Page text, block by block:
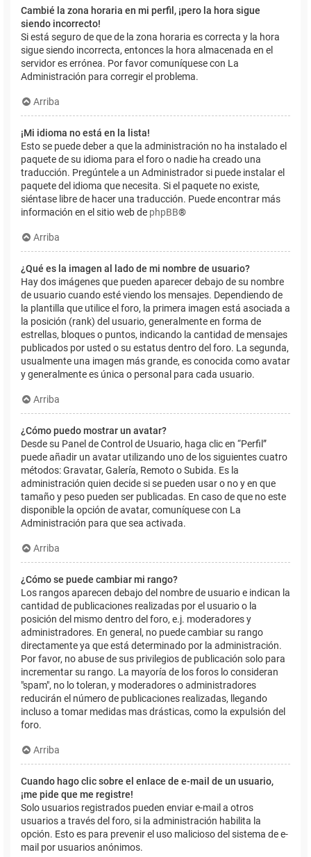
Cambié la zona horaria en mi perfil, ¡pero la hora sigue
siendo incorrecto!
Si está seguro de que de la zona horaria es correcta y la hora
sigue siendo incorrecta, entonces la hora almacenada en el
servidor es errónea. Por favor comuníquese con La
Administración para corregir el problema.
Arriba
¡Mi idioma no está en la lista!
Esto se puede deber a que la administración no ha instalado el
paquete de su idioma para el foro o nadie ha creado una
traducción. Pregúntele a un Administrador si puede instalar el
paquete del idioma que necesita. Si el paquete no existe,
siéntase libre de hacer una traducción. Puede encontrar más
información en el sitio web de phpBB®
Arriba
¿Qué es la imagen al lado de mi nombre de usuario?
Hay dos imágenes que pueden aparecer debajo de su nombre
de usuario cuando esté viendo los mensajes. Dependiendo de
la plantilla que utilice el foro, la primera imagen está asociada a
la posición (rank) del usuario, generalmente en forma de
estrellas, bloques o puntos, indicando la cantidad de mensajes
publicados por usted o su estatus dentro del foro. La segunda,
usualmente una imagen más grande, es conocida como avatar
y generalmente es única o personal para cada usuario.
Arriba
¿Cómo puedo mostrar un avatar?
Desde su Panel de Control de Usuario, haga clic en “Perfil”
puede añadir un avatar utilizando uno de los siguientes cuatro
métodos: Gravatar, Galería, Remoto o Subida. Es la
administración quien decide si se pueden usar o no y en que
tamaño y peso pueden ser publicadas. En caso de que no este
disponible la opción de avatar, comuníquese con La
Administración para que sea activada.
Arriba
¿Cómo se puede cambiar mi rango?
Los rangos aparecen debajo del nombre de usuario e indican la
cantidad de publicaciones realizadas por el usuario o la
posición del mismo dentro del foro, e.j. moderadores y
administradores. En general, no puede cambiar su rango
directamente ya que está determinado por la administración.
Por favor, no abuse de sus privilegios de publicación solo para
incrementar su rango. La mayoría de los foros lo consideran
"spam", no lo toleran, y moderadores o administradores
reducirán el número de publicaciones realizadas, llegando
incluso a tomar medidas mas drásticas, como la expulsión del
foro.
Arriba
Cuando hago clic sobre el enlace de e-mail de un usuario,
¡me pide que me registre!
Solo usuarios registrados pueden enviar e-mail a otros
usuarios a través del foro, si la administración habilita la
opción. Esto es para prevenir el uso malicioso del sistema de e-
mail por usuarios anónimos.